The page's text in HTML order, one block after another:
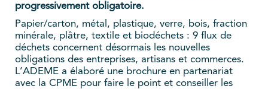
progressivement obligatoire.
Papier/carton, métal, plastique, verre, bois, fraction
minérale, plâtre, textile et biodéchets : 9 flux de
déchets concernent désormais les nouvelles
obligations des entreprises, artisans et commerces.
L’ADEME a élaboré une brochure en partenariat
avec la CPME pour faire le point et conseiller les